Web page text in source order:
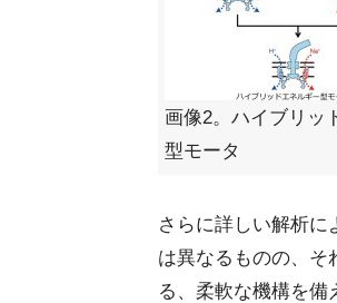
画像2。ハイブリッ
型モータ
さらに詳しい解析に
は異なるものの、そ
る、柔軟な機構を備